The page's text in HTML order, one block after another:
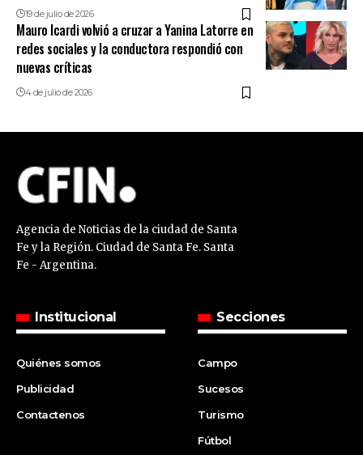
19 de julio de 2026
Mauro Icardi volvió a cruzar a Yanina Latorre en
redes sociales y la conductora respondió con
nuevas críticas
4 de julio de 2026
Agencia de Noticias de la ciudad de Santa
Fe y la Región. Ciudad de Santa Fe. Santa
Fe - Argentina.
Institucional
Quiénes somos
Publicidad
Contactenos
Secciones
Campo
Sucesos
Turismo
Fútbol